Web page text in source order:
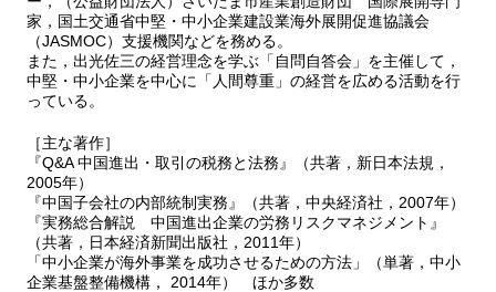
家，国土交通省中堅・中小企業建設業海外展開促進協議会
（JASMOC）支援機関などを務める。
また，出光佐三の経営理念を学ぶ「自問自答会」を主催して，
中堅・中小企業を中心に「人間尊重」の経営を広める活動を行
っている。
［主な著作］
『Q&A 中国進出・取引の税務と法務』（共著，新日本法規，
2005年）
『中国子会社の内部統制実務』（共著，中央経済社，2007年）
『実務総合解説 中国進出企業の労務リスクマネジメント』
（共著，日本経済新聞出版社，2011年）
「中小企業が海外事業を成功させるための方法」（単著，中小
企業基盤整備機構， 2014年） ほか多数